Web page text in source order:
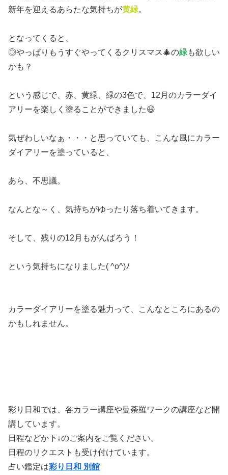
新年を迎えるあらたな気持ちが黄緑。
となってくると、
◎やっぱりもうすぐやってくるクリスマス🎄の緑も欲しい
かも？
という感じで、赤、黄緑、緑の3色で、12月のカラーダイ
アリーを楽しく塗ることができました😃
気ぜわしいなぁ・・・と思っていても、こんな風にカラー
ダイアリーを塗っていると、
あら、不思議。
なんとな～く、気持ちがゆったり落ち着いてきます。
そして、残りの12月もがんばろう！
という気持ちになりました( ^o^)ﾉ
カラーダイアリーを塗る魅力って、こんなところにあるの
かもしれません。
彩り日和では、各カラー講座や曼荼羅ワークの講座など開
講しています。
日程などか下↓のご案内をご覧ください。
日程のリクエストも受け付けています。
占い鑑定は彩り日和 別館